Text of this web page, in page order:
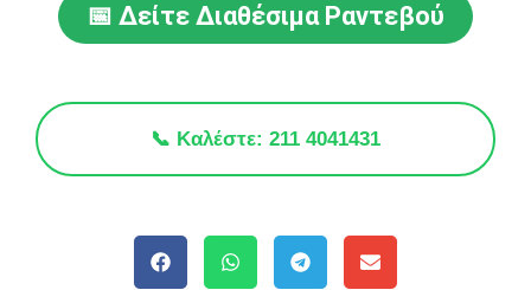
📅 Δείτε Διαθέσιμα Ραντεβού
📞 Καλέστε: 211 4041431